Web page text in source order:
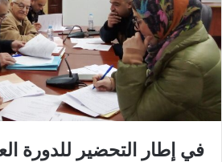
في إطار التحضير للدورة